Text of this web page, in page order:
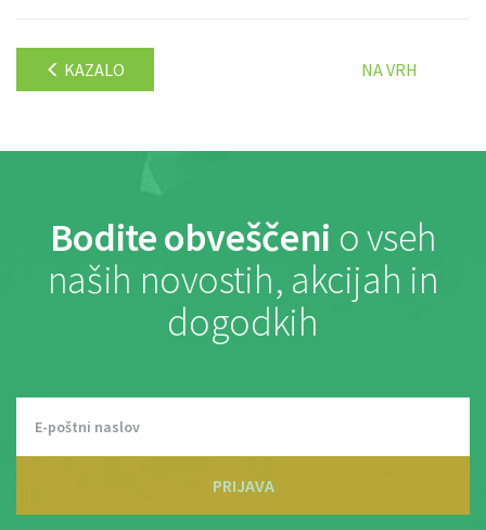
KAZALO NA VRH
Bodite obveščeni o vseh
naših novostih, akcijah in
dogodkih
PRIJAVA